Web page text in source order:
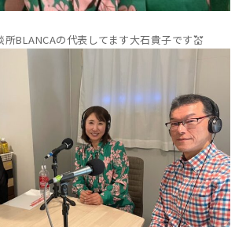
BLANCAの代表してます大石貴子です💒